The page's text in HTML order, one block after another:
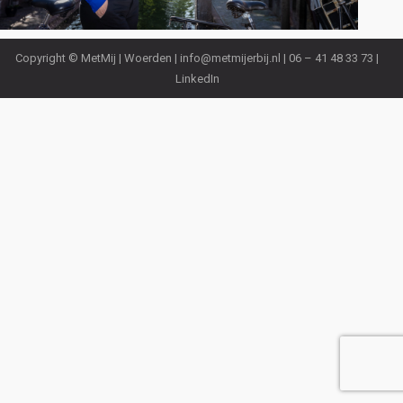
Copyright © MetMij | Woerden | info@metmijerbij.nl | 06 – 41 48 33 73 |
LinkedIn